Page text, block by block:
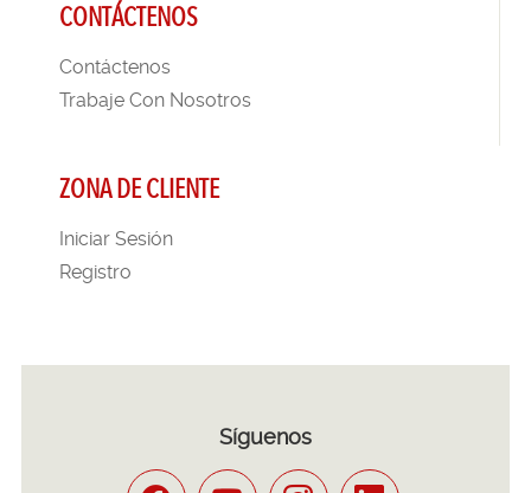
CONTÁCTENOS
Contáctenos
Trabaje Con Nosotros
ZONA DE CLIENTE
Iniciar Sesión
Registro
Síguenos